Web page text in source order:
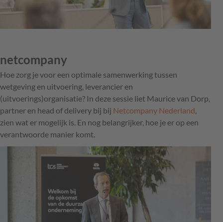
netcompany
Hoe zorg je voor een optimale samenwerking tussen
wetgeving en uitvoering, leverancier en
(uitvoerings)organisatie? In deze sessie liet Maurice van Dorp,
partner en head of delivery bij bij Netcompany Nederland,
zien wat er mogelijk is. En nog belangrijker, hoe je er op een
verantwoorde manier komt.